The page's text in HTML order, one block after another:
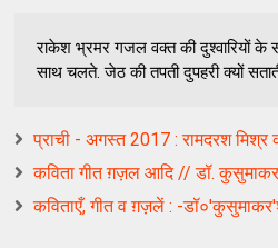
राकेश भ्रमर गजल वक्त की दुश्वारियों
साथ चलते. जेठ की तपती दुपहरी क्यों
प्राची - अगस्त 2017 : रामदरश मिश्र
कविता गीत ग़ज़ल आदि // डॉ. कुसुमाकर
कविताएँ, गीत व ग़ज़लें : -